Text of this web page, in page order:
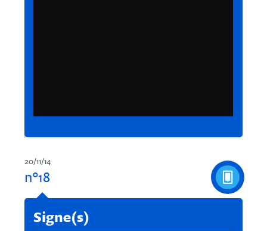
20/11/14
n°18
Signe(s)